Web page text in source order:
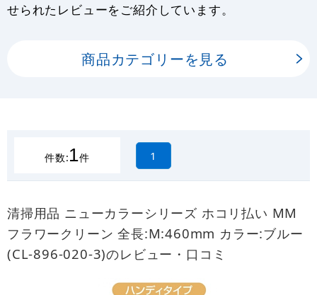
せられたレビューをご紹介しています。
商品カテゴリーを見る
件数:1件 1
清掃用品 ニューカラーシリーズ ホコリ払い MM
フラワークリーン 全長:M:460mm カラー:ブルー
(CL-896-020-3)のレビュー・口コミ